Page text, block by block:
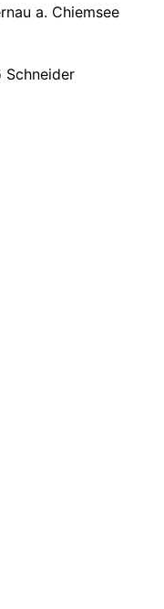
a. Chiemsee
Schneider